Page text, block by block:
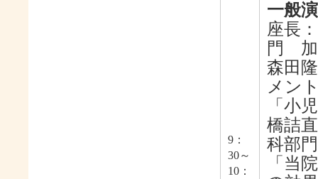
9：
30～
10：
一般
座長
門
森田
メン
「小
橋詰
科部
「当